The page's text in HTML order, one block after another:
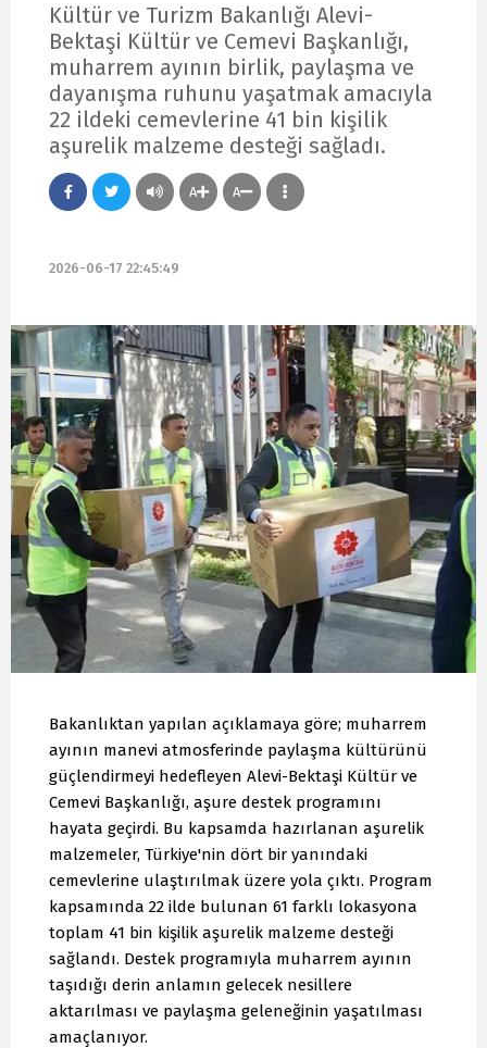
Kültür ve Turizm Bakanlığı Alevi-
Bektaşi Kültür ve Cemevi Başkanlığı,
muharrem ayının birlik, paylaşma ve
dayanışma ruhunu yaşatmak amacıyla
22 ildeki cemevlerine 41 bin kişilik
aşurelik malzeme desteği sağladı.
A A
2026-06-17 22:45:49
Bakanlıktan yapılan açıklamaya göre; muharrem
ayının manevi atmosferinde paylaşma kültürünü
güçlendirmeyi hedefleyen Alevi-Bektaşi Kültür ve
Cemevi Başkanlığı, aşure destek programını
hayata geçirdi. Bu kapsamda hazırlanan aşurelik
malzemeler, Türkiye'nin dört bir yanındaki
cemevlerine ulaştırılmak üzere yola çıktı. Program
kapsamında 22 ilde bulunan 61 farklı lokasyona
toplam 41 bin kişilik aşurelik malzeme desteği
sağlandı. Destek programıyla muharrem ayının
taşıdığı derin anlamın gelecek nesillere
aktarılması ve paylaşma geleneğinin yaşatılması
amaçlanıyor.